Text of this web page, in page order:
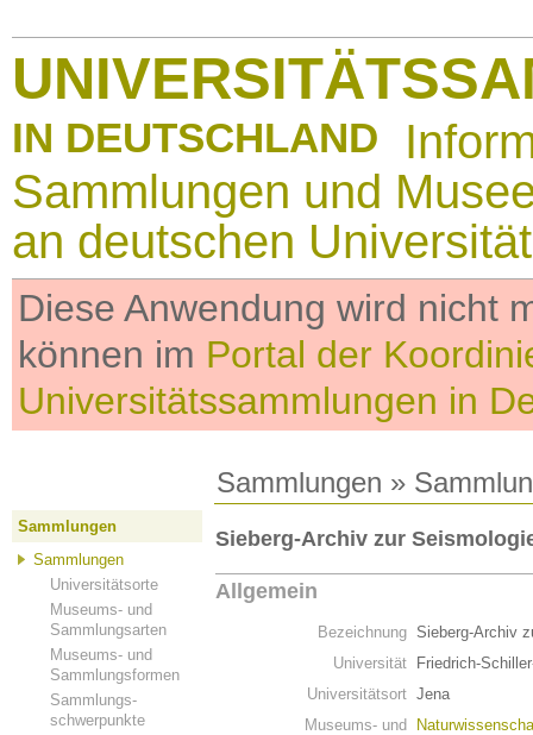
IN DEUTSCHLAND
Sammlungen und
an deutschen
Diese Anwendung wird nicht
können im Portal der
Universitätssammlungen in
Sammlungen »
Sammlungen
Sammlungen
Universitätsorte
Museums- und
Sammlungsarten
Museums- und
Sammlungsformen
Sammlungs-
schwerpunkte
Sieberg-Archiv zur
Allgemein
Bezeichnung Sieberg-Archiv
Universität
Friedrich-
Universitätsort Jena
Museums- und